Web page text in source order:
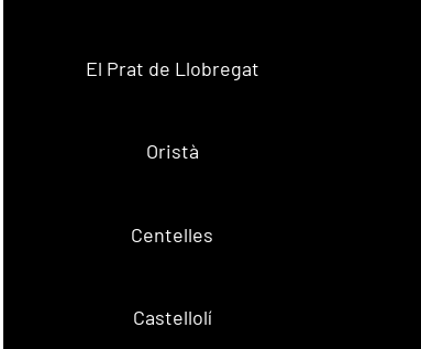
El Prat de Llobregat
Oristà
Centelles
Castellolí